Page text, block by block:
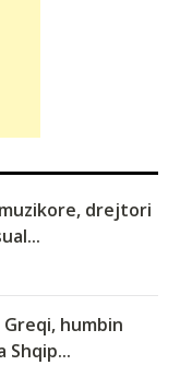
drejtori
humbin
Shqip...